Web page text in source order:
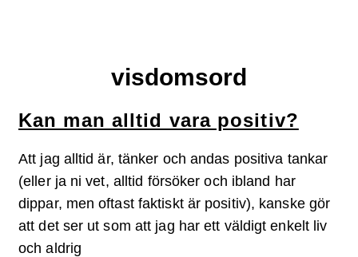
visdomsord
Kan man alltid vara positiv?
Att jag alltid är, tänker och andas positiva tankar
(eller ja ni vet, alltid försöker och ibland har
dippar, men oftast faktiskt är positiv), kanske gör
att det ser ut som att jag har ett väldigt enkelt liv
och aldrig